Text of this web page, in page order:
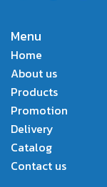
Menu
Home
About us
Products
Promotion
Delivery
Catalog
Contact us